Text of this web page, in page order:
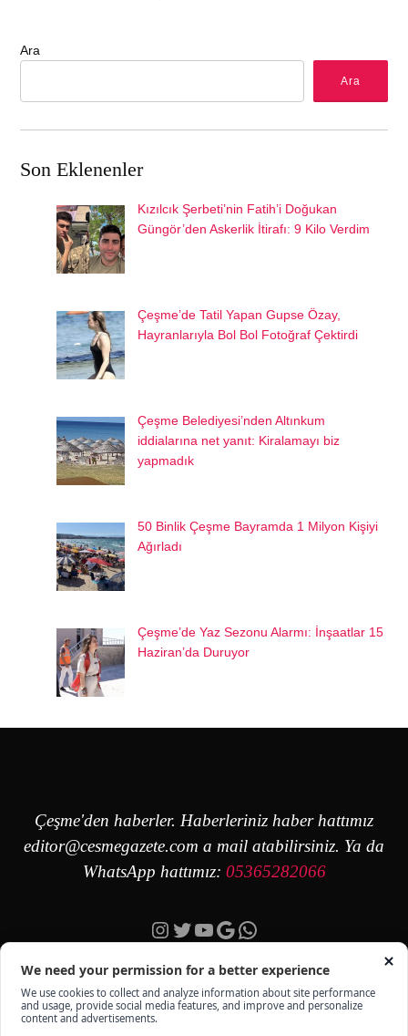
Ara
Ara
Son Eklenenler
Kızılcık Şerbeti’nin Fatih’i Doğukan
Güngör’den Askerlik İtirafı: 9 Kilo Verdim
Çeşme’de Tatil Yapan Gupse Özay,
Hayranlarıyla Bol Bol Fotoğraf Çektirdi
Çeşme Belediyesi’nden Altınkum
iddialarına net yanıt: Kiralamayı biz
yapmadık
50 Binlik Çeşme Bayramda 1 Milyon Kişiyi
Ağırladı
Çeşme’de Yaz Sezonu Alarmı: İnşaatlar 15
Haziran’da Duruyor
Çeşme'den haberler. Haberleriniz haber hattımız
editor@cesmegazete.com a mail atabilirsiniz. Ya da
WhatsApp hattımız: 05365282066
Instagram
Twitter
YouTube
Google
https://wa.me/